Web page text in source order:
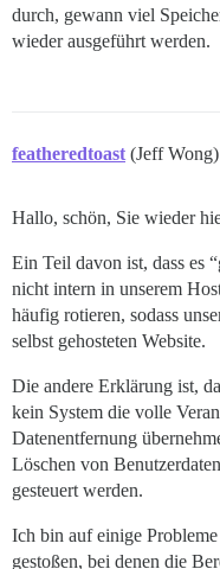
durch, gewann viel
wieder ausgeführt werden.
featheredtoast (Jeff Wong)
Hallo, schön, Sie wieder
Ein Teil davon ist, dass es
nicht intern in unserem
häufig rotieren, sodass
selbst gehosteten Website.
Die andere Erklärung ist,
kein System die volle
Datenentfernung
Löschen von
gesteuert werden.
Ich bin auf einige
gestoßen, bei denen die